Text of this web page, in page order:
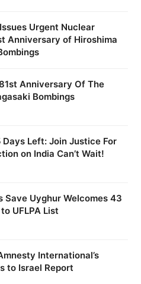
Urgent Nuclear
Anniversary of Hiroshima
Anniversary Of The
Bombings
Left: Join Justice For
on India Can’t Wait!
Save Uyghur Welcomes 43
UFLPA List
International’s
to Israel Report